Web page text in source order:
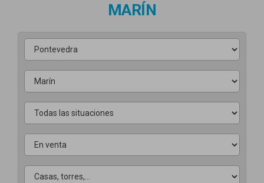
MARÍN